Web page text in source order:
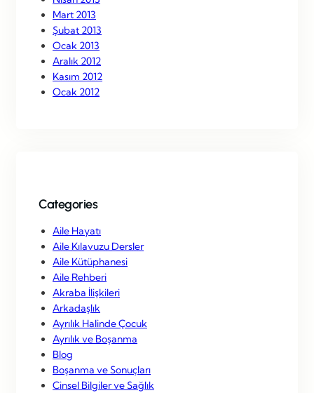
Mart 2013
Şubat 2013
Ocak 2013
Aralık 2012
Kasım 2012
Ocak 2012
Categories
Aile Hayatı
Aile Kılavuzu Dersler
Aile Kütüphanesi
Aile Rehberi
Akraba İlişkileri
Arkadaşlık
Ayrılık Halinde Çocuk
Ayrılık ve Boşanma
Blog
Boşanma ve Sonuçları
Cinsel Bilgiler ve Sağlık